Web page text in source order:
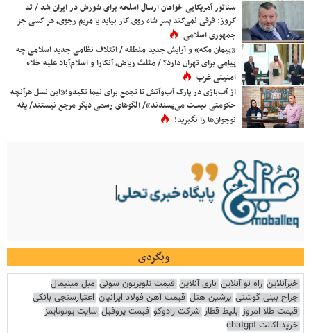
سناتور آمریکایی خواهان ارسال اسلحه برای شورش در ایران شد / تد
کروز: فرقی نمی‌کند پسر شاه روی کار بیاید یا مریم رجوی، هر کسی جز
جمهوری اسلامی
«پیمان مکه» و آرایش جدید منطقه / ائتلاف نظامی جدید اسلامی چه
پیامی برای تهران دارد؟ / مثلث ریاض، آنکارا و اسلام‌آباد علیه خلاء
امنیتی غرب
از آب‌بازی در پارک آب‌وآتش تا تجمع برای نیما تکیدو؛«این نسل هرآنچه
حکومتی نیست می‌پسندند»/ الگوهای رسمی دیگر مرجع نیستند/ یقه
نوجوان‌ها را نگیرید!
وبگردی
خبرآنلاین راه نو آنلاین بازی آنلاین قیمت تلویزیون سونی مبل مینیمال
جراح بینی گوشتی پرشین هتل قیمت آهن فولاد ایرانیان اعتبارسنجی بانکی
قیمت طلا امروز بلیط قطار شرکت رادوکو قیمت پروفیل سایت یوتوتایمز
خرید اکانت chatgpt